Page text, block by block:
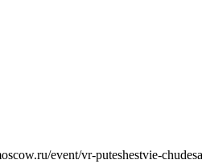
event/vr-puteshestvie-